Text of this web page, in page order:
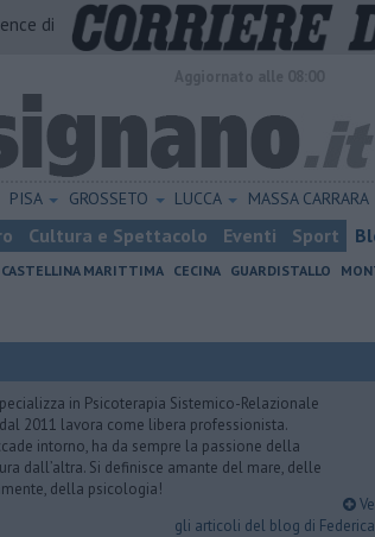
di
PISA GROSSETO LUCCA MASSA CARRARA
Cultura e Spettacolo Eventi Sport
CASTELLINA MARITTIMA CECINA GUARDISTALLO
in Psicoterapia Sistemico-Relazionale
2011 lavora come libera professionista.
intorno, ha da sempre la passione della
dall’altra. Si definisce amante del mare, delle
della psicologia!
gli articoli del blog di